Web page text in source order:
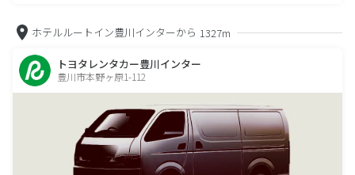
ホテルルートイン豊川インターから 1327m
トヨタレンタカー豊川インター
豊川市本野ヶ原1-112